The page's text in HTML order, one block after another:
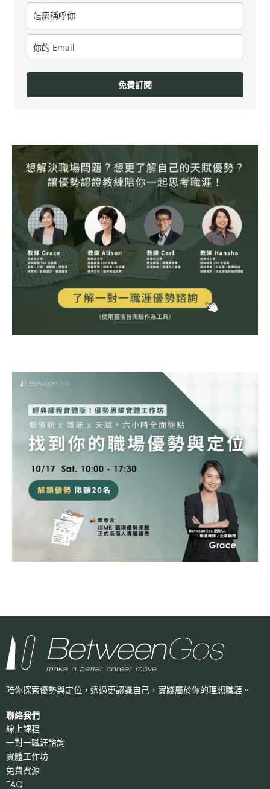
免費訂閱
陪你探索優勢與定位，透過更認識自己， 實踐屬於你的理想職涯。
聯絡我們
線上課程
一對一職涯諮詢
實體工作坊
免費資源
FAQ